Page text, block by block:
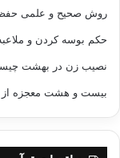
روش صحیح و علمی
حکم بوسه کردن و
نصیب زن در بهشت
بیست و هشت معجزه